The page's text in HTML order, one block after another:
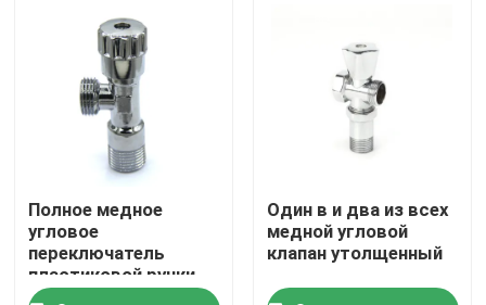
Путешествие фабрики
Проверка качества
свяжитесь мы
Спросите цитату
Латунный клапан Bibcock
Полное медное
угловое
переключатель
пластиковой ручки
для горячей и
Один в и два из всех
медной угловой
клапан утолщенный